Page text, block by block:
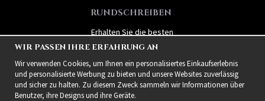
RUNDSCHREIBEN
Erhalten Sie die besten
Angebote und spannende
neue Produkte!
WIR PASSEN IHRE ERFAHRUNG AN
Wir verwenden Cookies, um Ihnen ein personalisiertes Einkaufserlebnis
und personalisierte Werbung zu bieten und unsere Websites zuverlässig
und sicher zu halten. Zu diesem Zweck sammeln wir Informationen über
Benutzer, ihre Designs und ihre Geräte.